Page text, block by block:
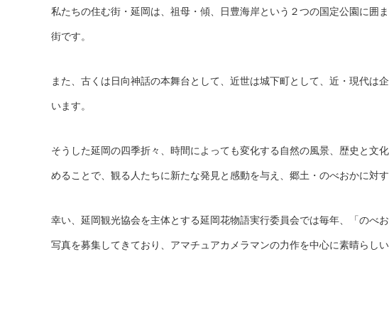
私たちの住む街・延岡は、祖母・傾、日豊海岸という２つの国定公園に囲
街です。
また、古くは日向神話の本舞台として、近世は城下町として、近・現代は
います。
そうした延岡の四季折々、時間によっても変化する自然の風景、歴史と文
めることで、観る人たちに新たな発見と感動を与え、郷土・のべおかに対
幸い、延岡観光協会を主体とする延岡花物語実行委員会では毎年、「のべ
写真を募集してきており、アマチュアカメラマンの力作を中心に素晴らし